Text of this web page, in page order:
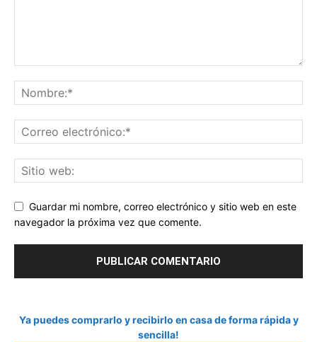
Guardar mi nombre, correo electrónico y sitio web en este
navegador la próxima vez que comente.
Ya puedes comprarlo y recibirlo en casa de forma rápida y
sencilla!